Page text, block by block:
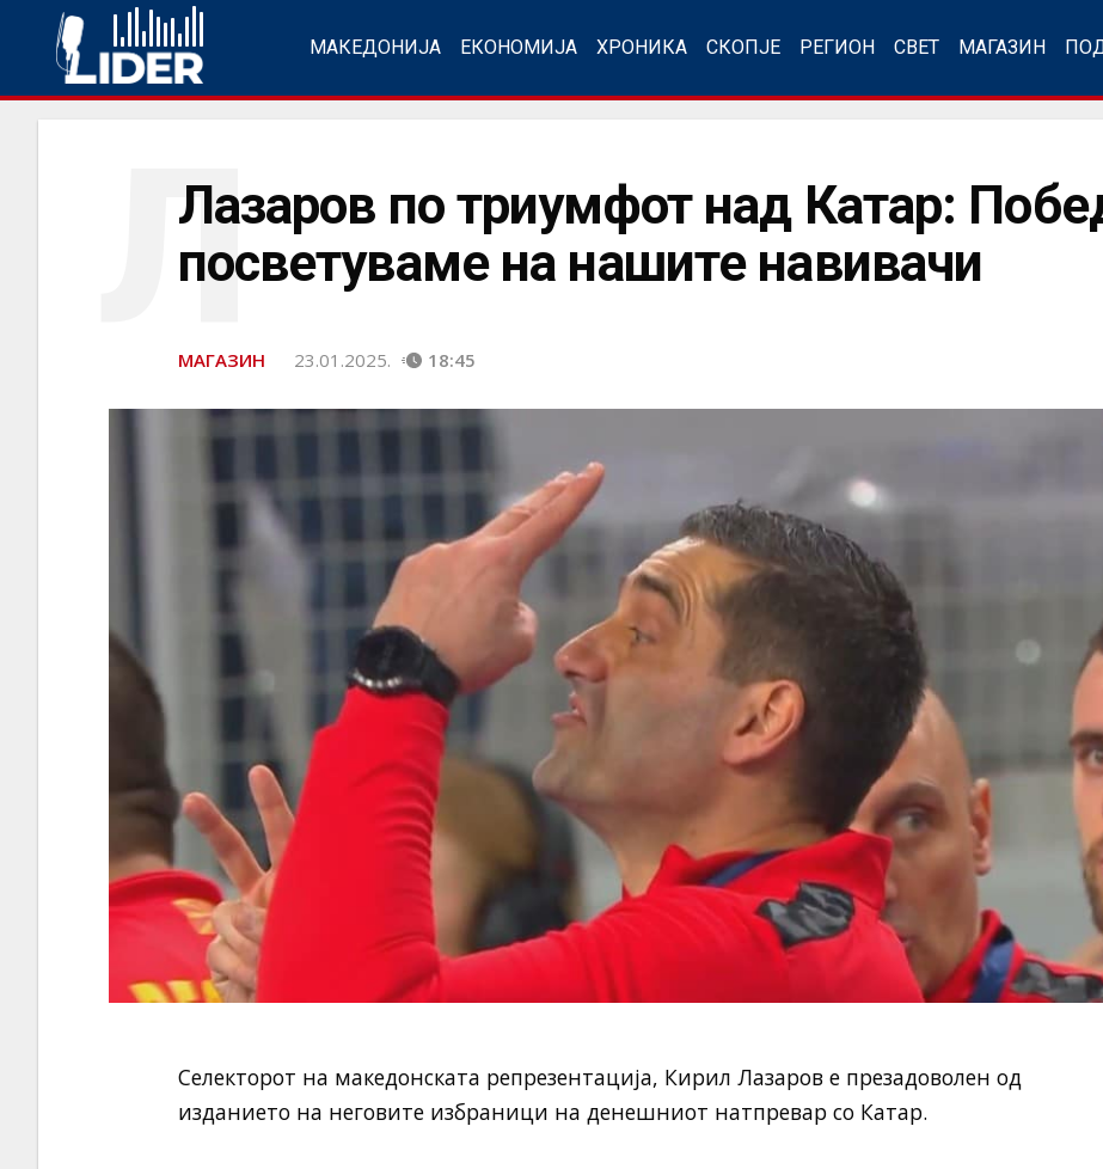
МАКЕДОНИЈА ЕКОНОМИЈА ХРОНИКА СКОПЈЕ РЕГИОН СВЕТ МАГАЗИН
Лазаров по триумфот над Катар:
посветуваме на нашите навивачи
Л
МАГАЗИН 23.01.2025. 18:45
Селекторот на македонската репрезентација, Кирил Лазаров е презадоволен од
изданието на неговите избраници на денешниот натпревар со Катар.